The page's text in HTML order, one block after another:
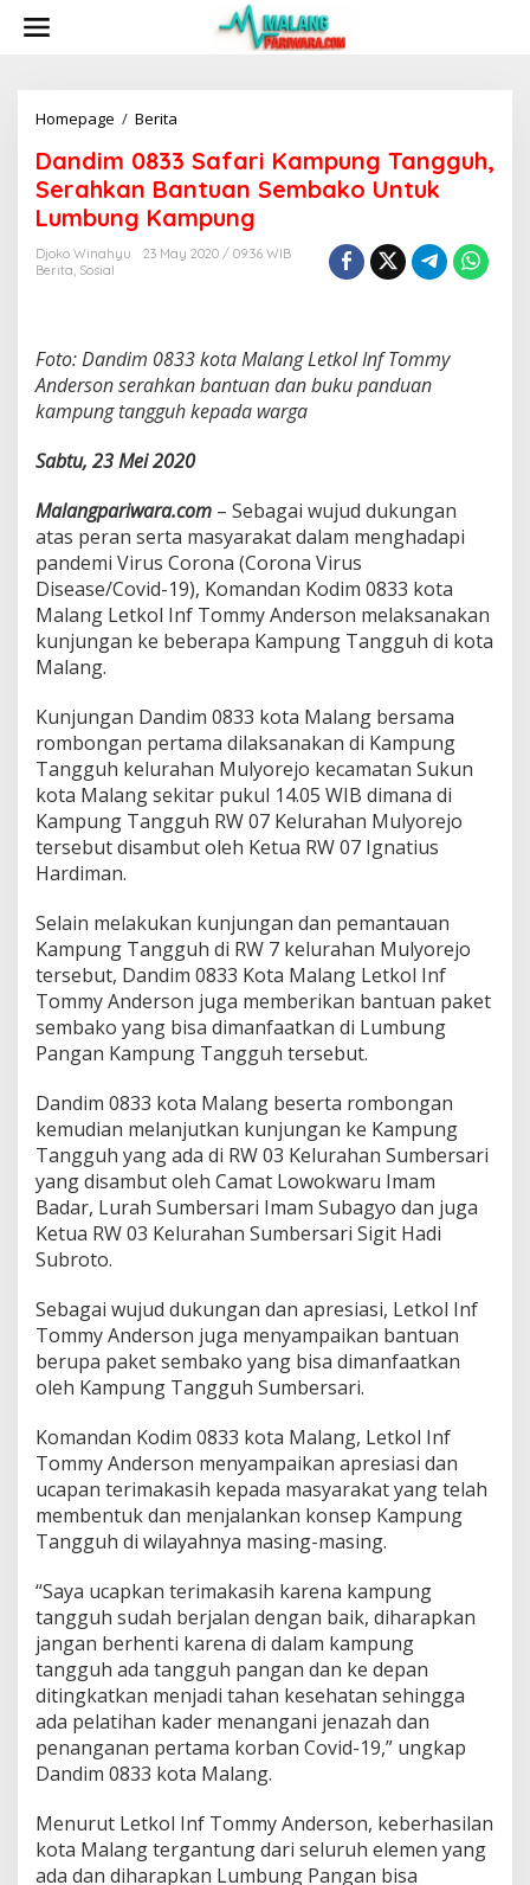
Homepage / Berita
n
d
i
m
0
8
a
a
r
K
m
p
u
n
g
T
n
u
h
S
e
r
a
n
B
a
n
t
u
a
S
e
m
b
a
k
o
u
k
L
u
m
u
n
g
a
m
u
n
g
Dandim 0833 Safari Kampung Tangguh,
Serahkan Bantuan Sembako Untuk
Lumbung Kampung
Djoko Winahyu
23 May 2020 / 09:36 WIB
Berita, Sosial
Foto: Dandim 0833 kota Malang Letkol Inf Tommy
Anderson serahkan bantuan dan buku panduan
kampung tangguh kepada warga
Sabtu, 23 Mei 2020
Malangpariwara.com – Sebagai wujud dukungan
atas peran serta masyarakat dalam menghadapi
pandemi Virus Corona (Corona Virus
Disease/Covid-19), Komandan Kodim 0833 kota
Malang Letkol Inf Tommy Anderson melaksanakan
kunjungan ke beberapa Kampung Tangguh di kota
Malang.
Kunjungan Dandim 0833 kota Malang bersama
rombongan pertama dilaksanakan di Kampung
Tangguh kelurahan Mulyorejo kecamatan Sukun
kota Malang sekitar pukul 14.05 WIB dimana di
Kampung Tangguh RW 07 Kelurahan Mulyorejo
tersebut disambut oleh Ketua RW 07 Ignatius
Hardiman.
Selain melakukan kunjungan dan pemantauan
Kampung Tangguh di RW 7 kelurahan Mulyorejo
tersebut, Dandim 0833 Kota Malang Letkol Inf
Tommy Anderson juga memberikan bantuan paket
sembako yang bisa dimanfaatkan di Lumbung
Pangan Kampung Tangguh tersebut.
Dandim 0833 kota Malang beserta rombongan
kemudian melanjutkan kunjungan ke Kampung
Tangguh yang ada di RW 03 Kelurahan Sumbersari
yang disambut oleh Camat Lowokwaru Imam
Badar, Lurah Sumbersari Imam Subagyo dan juga
Ketua RW 03 Kelurahan Sumbersari Sigit Hadi
Subroto.
Sebagai wujud dukungan dan apresiasi, Letkol Inf
Tommy Anderson juga menyampaikan bantuan
berupa paket sembako yang bisa dimanfaatkan
oleh Kampung Tangguh Sumbersari.
Komandan Kodim 0833 kota Malang, Letkol Inf
Tommy Anderson menyampaikan apresiasi dan
ucapan terimakasih kepada masyarakat yang telah
membentuk dan menjalankan konsep Kampung
Tangguh di wilayahnya masing-masing.
“Saya ucapkan terimakasih karena kampung
tangguh sudah berjalan dengan baik, diharapkan
jangan berhenti karena di dalam kampung
tangguh ada tangguh pangan dan ke depan
ditingkatkan menjadi tahan kesehatan sehingga
ada pelatihan kader menangani jenazah dan
penanganan pertama korban Covid-19,” ungkap
Dandim 0833 kota Malang.
Menurut Letkol Inf Tommy Anderson, keberhasilan
kota Malang tergantung dari seluruh elemen yang
ada dan diharapkan Lumbung Pangan bisa